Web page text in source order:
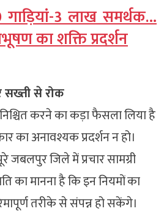
3 लाख समर्थक…
का शक्ति प्रदर्शन
सख्ती से रोक
करने का कड़ा फैसला लिया है
का अनावश्यक प्रदर्शन न हो।
जबलपुर जिले में प्रचार सामग्री
का मानना है कि इन नियमों का
तरीके से संपन्न हो सकेंगे।